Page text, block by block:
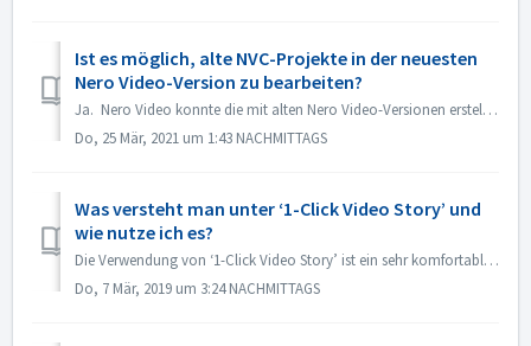
Ist es möglich, alte NVC-Projekte in der neuesten
Nero Video-Version zu bearbeiten?
Ja. Nero Video konnte die mit alten Nero Video-Versionen erstellten Projekte öffnen und bearbeiten. Aber das alte Nero Video kann die Projekte, die mit d...
Do, 25 Mär, 2021 um 1:43 NACHMITTAGS
Was versteht man unter ‘1-Click Video Story’ und
wie nutze ich es?
Die Verwendung von ‘1-Click Video Story’ ist ein sehr komfortabler und schneller Weg, professionelle Diashows und Videos einfach per Drag & Drop und ein...
Do, 7 Mär, 2019 um 3:24 NACHMITTAGS